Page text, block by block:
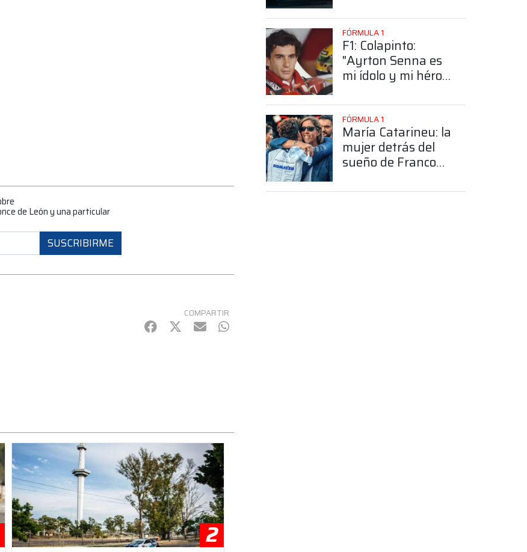
de León y una particular
SUSCRIBIRME
COMPARTIR
Facebook
Twitter
mail WhatsApp
2
número 43
FÓRMULA 1
F1: Colapinto:
"Ayrton Senna es
mi ídolo y mi héroe
FÓRMULA 1
María Catarineu: la
mujer detrás del
sueño de Franco
Fórmula 1